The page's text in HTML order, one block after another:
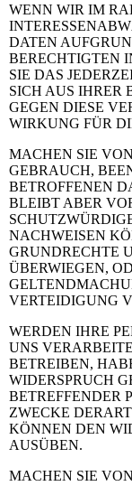
WENN WIR IM
DATEN
BERECHTIGTEN
SIE DAS
SICH AUS IHRER
GEGEN DIESE
WIRKUNG FÜR
MACHEN SIE
GEBRAUCH,
BETROFFENEN
BLEIBT ABER
NACHWEISEN
GRUNDRECHTE
ÜBERWIEGEN,
VERTEIDIGUNG
WERDEN IHRE
UNS
BETREIBEN,
WIDERSPRUCH
BETREFFENDER
ZWECKE
KÖNNEN DEN
AUSÜBEN.
MACHEN SIE